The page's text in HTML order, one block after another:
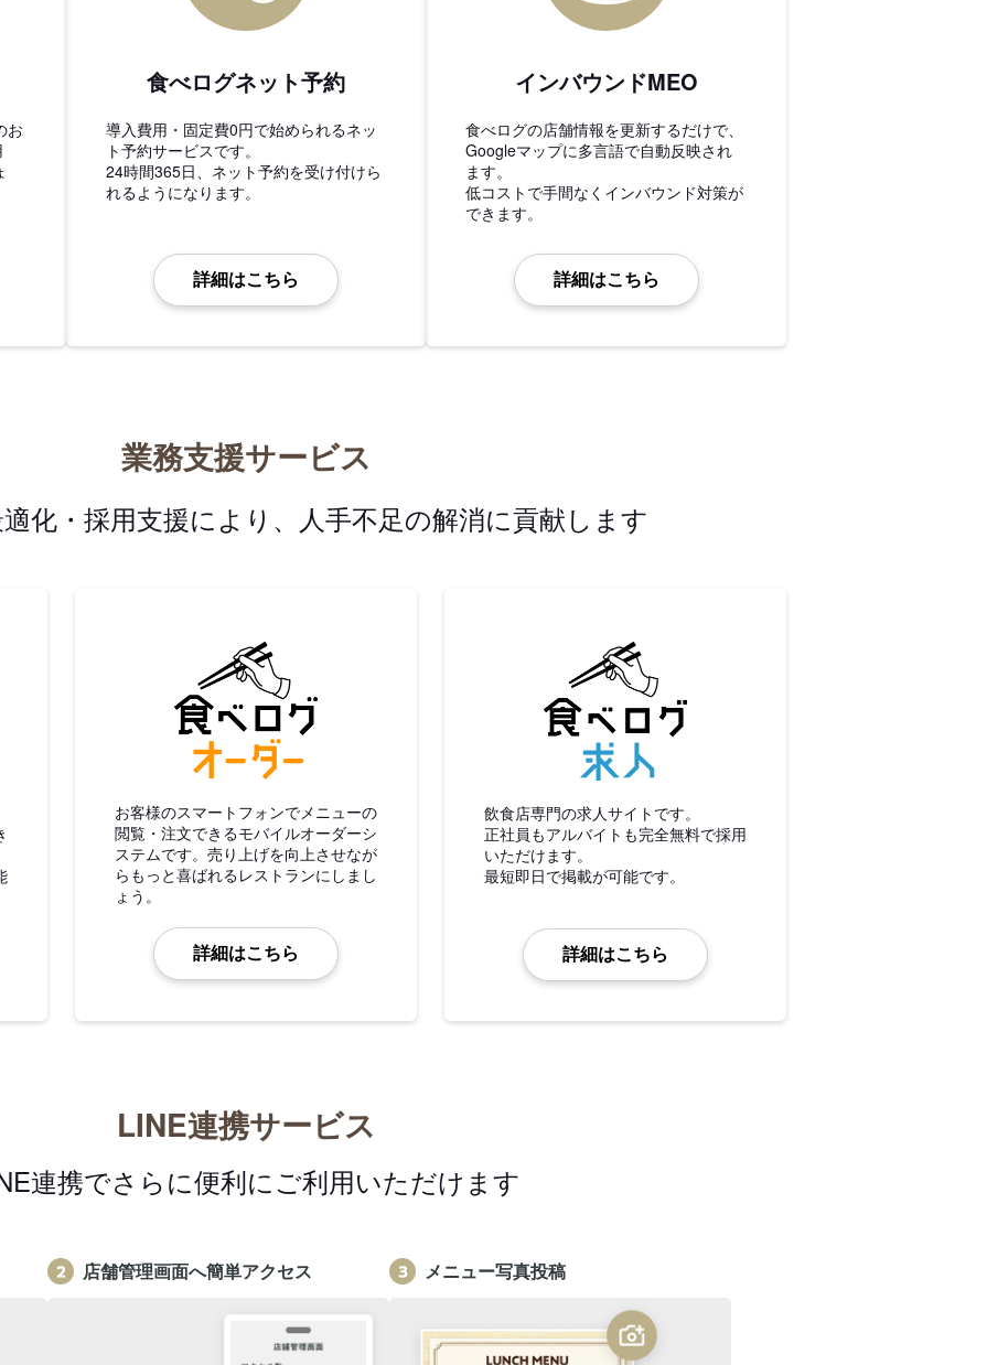
お
食べログネット予約
導入費用・固定費0円で始められるネッ
ト予約サービスです。
24時間365日、ネット予約を受け付けら
れるようになります。
詳細はこちら
インバウンドMEO
食べログの店舗情報を更新するだけで、
Googleマップに多言語で自動反映され
ます。
低コストで手間なくインバウンド対策が
できます。
詳細はこちら
業務支援サービス
化・採用支援により、人手不足の解消に貢献します
お客様のスマートフォンでメニューの
閲覧・注文できるモバイルオーダーシ
ステムです。売り上げを向上させなが
らもっと喜ばれるレストランにしまし
ょう。
詳細はこちら
飲食店専門の求人サイトです。
正社員もアルバイトも完全無料で採用
いただけます。
最短即日で掲載が可能です。
詳細はこちら
LINE連携サービス
連携でさらに便利にご利用いただけます
店舗管理画面へ簡単アクセス メニュー写真投稿